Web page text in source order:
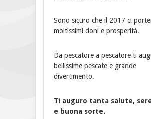
Sono sicuro che il 2017 ci
moltissimi doni e prosperità.
Da pescatore a pescatore ti
bellissime pescate e grande
divertimento.
Ti auguro tanta salute,
e buona sorte.